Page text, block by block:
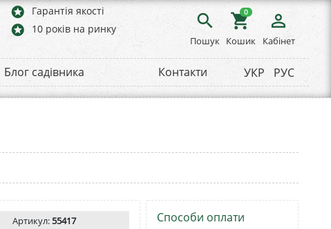
stars Гарантія якості
stars 10 років на ринку search
Пошук
shopping_cart
0
Кошик
person_outline
Кабінет
Блог садівника Контакти УКР РУС
Артикул:55417 Способи оплати